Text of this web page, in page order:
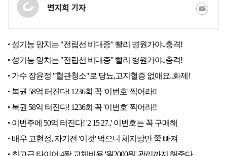
변지희 기자